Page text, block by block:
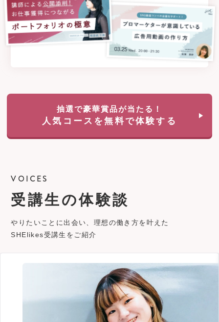
抽選で豪華賞品が当たる！
人気コースを無料で体験する
VOICES
受講生の体験談
やりたいことに出会い、理想の働き方を叶えた
SHElikes受講生をご紹介